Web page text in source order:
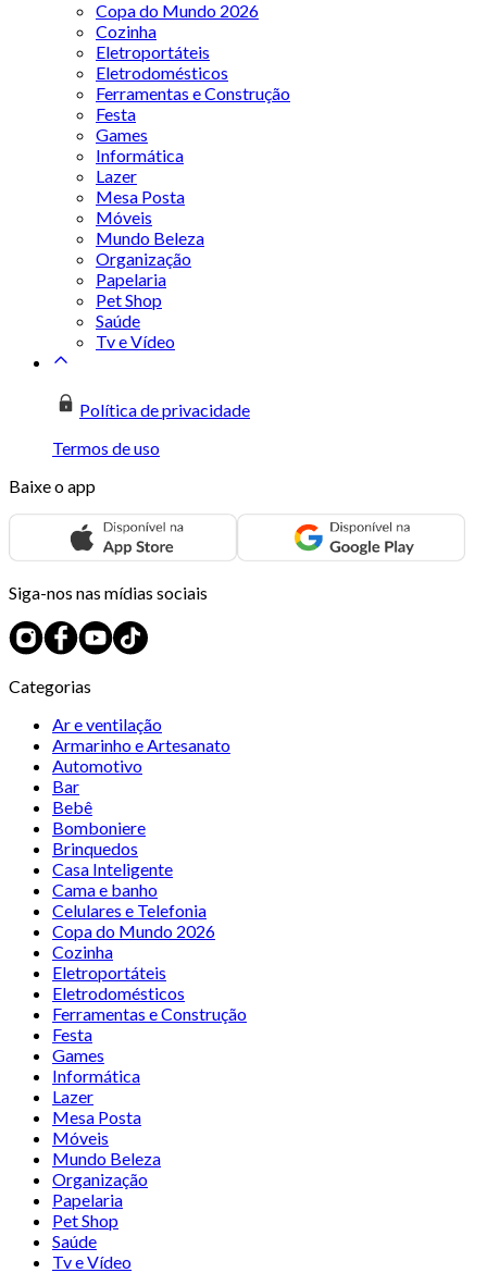
Copa do Mundo 2026
Cozinha
Eletroportáteis
Eletrodomésticos
Ferramentas e Construção
Festa
Games
Informática
Lazer
Mesa Posta
Móveis
Mundo Beleza
Organização
Papelaria
Pet Shop
Saúde
Tv e Vídeo
Política de privacidade
Termos de uso
Baixe o app
Siga-nos nas mídias sociais
Categorias
Ar e ventilação
Armarinho e Artesanato
Automotivo
Bar
Bebê
Bomboniere
Brinquedos
Casa Inteligente
Cama e banho
Celulares e Telefonia
Copa do Mundo 2026
Cozinha
Eletroportáteis
Eletrodomésticos
Ferramentas e Construção
Festa
Games
Informática
Lazer
Mesa Posta
Móveis
Mundo Beleza
Organização
Papelaria
Pet Shop
Saúde
Tv e Vídeo